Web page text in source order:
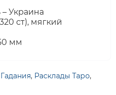
Украина
ст), мягкий
мм
, Расклады Таро,